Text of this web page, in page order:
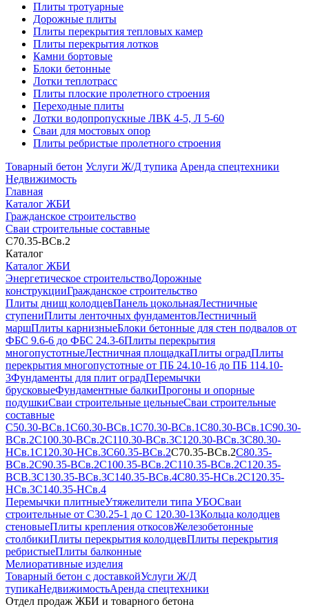
Плиты тротуарные
Дорожные плиты
Плиты перекрытия тепловых камер
Плиты перекрытия лотков
Камни бортовые
Блоки бетонные
Лотки теплотрасс
Плиты плоские пролетного строения
Переходные плиты
Лотки водопропускные ЛВК 4-5, Л 5-60
Сваи для мостовых опор
Плиты ребристые пролетного строения
Товарный бетон Услуги Ж/Д тупика Аренда спецтехники
Недвижимость
Главная
Каталог ЖБИ
Гражданское строительство
Сваи строительные составные
С70.35-ВСв.2
Каталог
Каталог ЖБИ
Энергетическое строительствоДорожные
конструкцииГражданское строительство
Плиты днищ колодцевПанель цокольнаяЛестничные
ступениПлиты ленточных фундаментовЛестничный
маршПлиты карнизныеБлоки бетонные для стен подвалов от
ФБС 9.6-6 до ФБС 24.3-6Плиты перекрытия
многопустотныеЛестничная площадкаПлиты оградПлиты
перекрытия многопустотные от ПБ 24.10-16 до ПБ 114.10-
3Фундаменты для плит оградПеремычки
брусковыеФундаментные балкиПрогоны и опорные
подушкиСваи строительные цельныеСваи строительные
составные
С50.30-ВСв.1С60.30-ВСв.1С70.30-ВСв.1С80.30-ВСв.1С90.30-
ВСв.2С100.30-ВСв.2С110.30-ВСв.3С120.30-ВСв.3С80.30-
НСв.1С120.30-НСв.3С60.35-ВСв.2С70.35-ВСв.2С80.35-
ВСв.2С90.35-ВСв.2С100.35-ВСв.2С110.35-ВСв.2С120.35-
ВСВ.3С130.35-ВСв.3С140.35-ВСв.4С80.35-НСв.2С120.35-
НСв.3С140.35-НСв.4
Перемычки плитныеУтяжелители типа УБОСваи
строительные от С30.25-1 до С 120.30-13Кольца колодцев
стеновыеПлиты крепления откосовЖелезобетонные
столбикиПлиты перекрытия колодцевПлиты перекрытия
ребристыеПлиты балконные
Мелиоративные изделия
Товарный бетон с доставкойУслуги Ж/Д
тупикаНедвижимостьАренда спецтехники
Отдел продаж ЖБИ и товарного бетона